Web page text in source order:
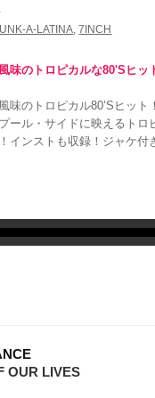
A-LATINA,7INCH
味のトロピカルな80'Sヒッ
味のトロピカル80’Sヒッ
ール・サイドに映えるトロ
インストも収録！ジャケ付
OUR LIVES